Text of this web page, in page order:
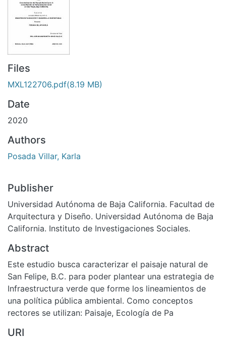
Files
MXL122706.pdf(8.19 MB)
Date
2020
Authors
Posada Villar, Karla
Publisher
Universidad Autónoma de Baja California. Facultad de
Arquitectura y Diseño. Universidad Autónoma de Baja
California. Instituto de Investigaciones Sociales.
Abstract
Este estudio busca caracterizar el paisaje natural de
San Felipe, B.C. para poder plantear una estrategia de
Infraestructura verde que forme los lineamientos de
una política pública ambiental. Como conceptos
rectores se utilizan: Paisaje, Ecología de Pa
URI